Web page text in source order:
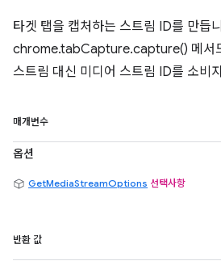
타겟 탭을 캡처하는 스트림 ID를 만듭
chrome.tabCapture.capture() 메서
스트림 대신 미디어 스트림 ID를 소비
매개변수
옵션
GetMediaStreamOptions 선택사항
반환 값